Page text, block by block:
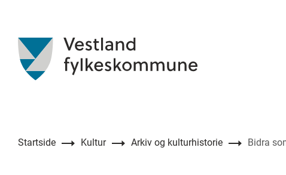
Startside Kultur Arkiv og kulturhistorie Bidra